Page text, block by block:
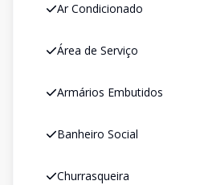
Ar Condicionado
Área de Serviço
Armários Embutidos
Banheiro Social
Churrasqueira